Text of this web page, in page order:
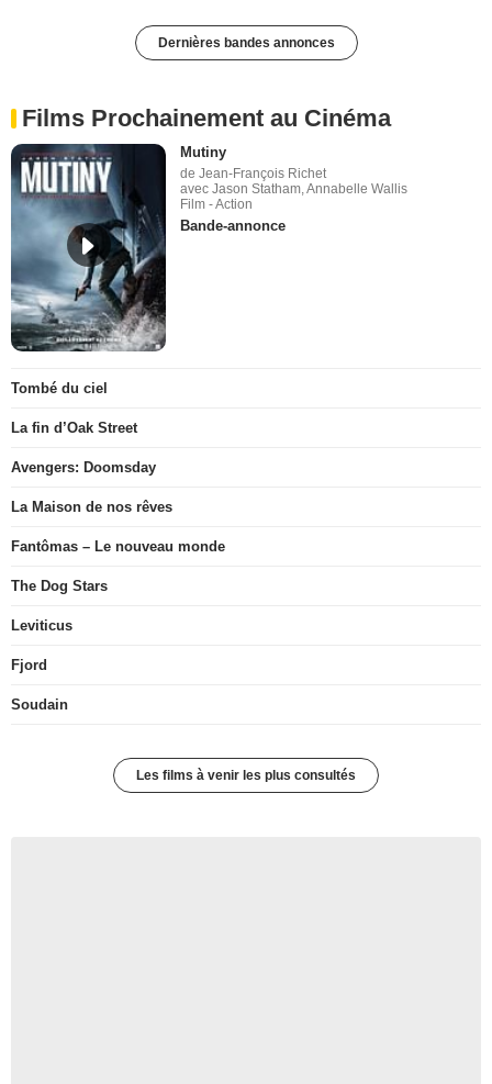
Dernières bandes annonces
Films Prochainement au Cinéma
Mutiny
de Jean-François Richet
avec Jason Statham, Annabelle Wallis
Film - Action
Bande-annonce
Tombé du ciel
La fin d’Oak Street
Avengers: Doomsday
La Maison de nos rêves
Fantômas – Le nouveau monde
The Dog Stars
Leviticus
Fjord
Soudain
Les films à venir les plus consultés